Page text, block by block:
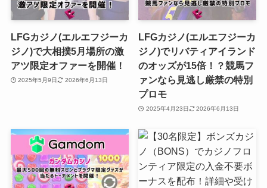
LFGカジノ(エルエフジーカ
ジノ)で大相撲5月場所の激
アツ限定オファーを開催！
2025年5月9日 2026年6月13日
LFGカジノ(エルエフジーカ
ジノ)でリバティアイランド
のオッズが15倍！？競馬フ
ァンなら見逃し厳禁の特別
プロモ
2025年4月23日 2026年6月13日